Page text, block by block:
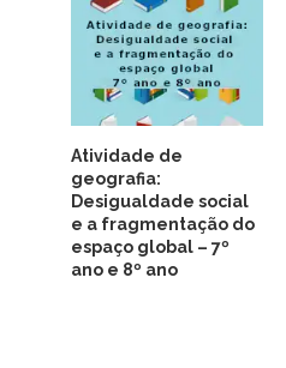
Atividade de
geografia:
Desigualdade social
e a fragmentação do
espaço global – 7º
ano e 8º ano